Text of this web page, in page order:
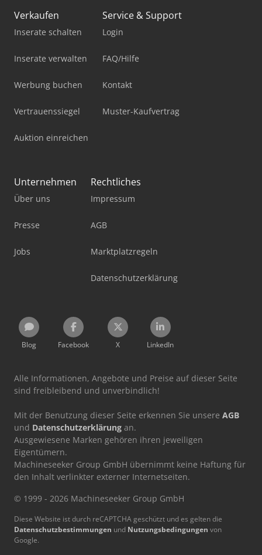
Verkaufen
Inserate schalten
Inserate verwalten
Werbung buchen
Vertrauenssiegel
Auktion einreichen
Service & Support
Login
FAQ/Hilfe
Kontakt
Muster-Kaufvertrag
Unternehmen
Über uns
Presse
Jobs
Rechtliches
Impressum
AGB
Marktplatzregeln
Datenschutzerklärung
Blog Facebook X LinkedIn
Alle Informationen, Angebote und Preise auf dieser Seite
sind freibleibend und unverbindlich!
Mit der Benutzung dieser Seite erkennen Sie unsere AGB
und Datenschutzerklärung an.
Ausgewiesene Marken gehören ihren jeweiligen
Eigentümern.
Machineseeker Group GmbH übernimmt keine Haftung für
den Inhalt verlinkter externer Internetseiten.
© 1999 - 2026 Machineseeker Group GmbH
Diese Website ist durch reCAPTCHA geschützt und es gelten die
Datenschutzbestimmungen und Nutzungsbedingungen von
Google.